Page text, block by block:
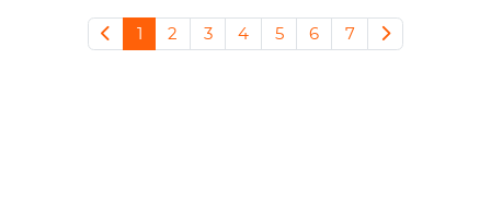
1 2 3 4 5 6 7